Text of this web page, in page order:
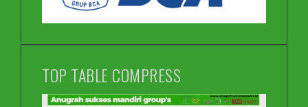
TOP TABLE COMPRESS